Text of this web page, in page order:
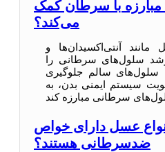
با سرطان کمک
می‌کند؟
آنتی‌اکسیدان‌ها و
رشد سلول‌های سرطانی را
سلول‌های سالم جلوگیری
سیستم ایمنی بدن، به
انواع عسل دارای خواص
ضدسرطانی هستند؟